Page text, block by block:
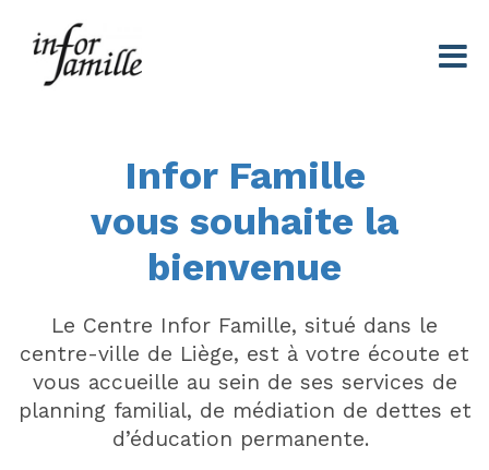
Infor Famille
vous souhaite la
bienvenue
Le Centre Infor Famille, situé dans le
centre-ville de Liège, est à votre écoute et
vous accueille au sein de ses services de
planning familial, de médiation de dettes et
d’éducation permanente.